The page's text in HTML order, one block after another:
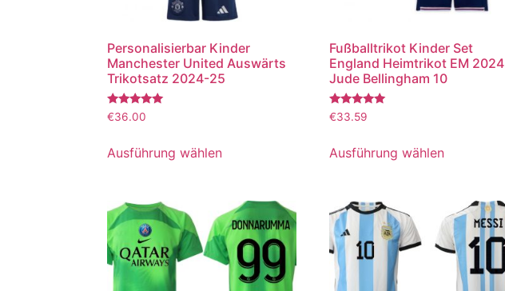
Personalisierbar Kinder
Manchester United Auswärts
Trikotsatz 2024-25
Bewertet
mit
von 5
€36.00
Ausführung wählen
Fußballtrikot Kinder Set
England Heimtrikot EM 2024
Jude Bellingham 10
Bewertet
mit
von 5
€33.59
Ausführung wählen